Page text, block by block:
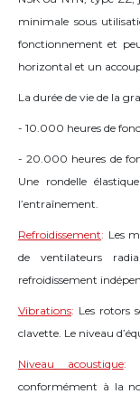
minimale sous
fonctionnement et
horizontal et un
La durée de vie de la
- 10.000 heures de
- 20.000 heures de
Une rondelle
l’entraînement.
Refroidissement: Les
de ventilateurs
refroidissement
Vibrations: Les rotors
clavette. Le niveau
Niveau acoustique:
conformément à la